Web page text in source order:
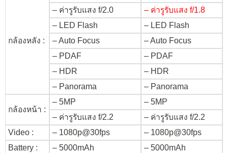
กล้องหลัง :
– ค่ารูรับแสง f/2.0
– ค่ารูรับแสง f/1.8
– LED Flash
– LED Flash
– Auto Focus
– Auto Focus
– PDAF
– PDAF
– HDR
– HDR
– Panorama
– Panorama
กล้องหน้า :
– 5MP
– 5MP
– ค่ารูรับแสง f/2.2
– ค่ารูรับแสง f/2.2
Video :
– 1080p@30fps
– 1080p@30fps
Battery :
– 5000mAh – 5000mAh